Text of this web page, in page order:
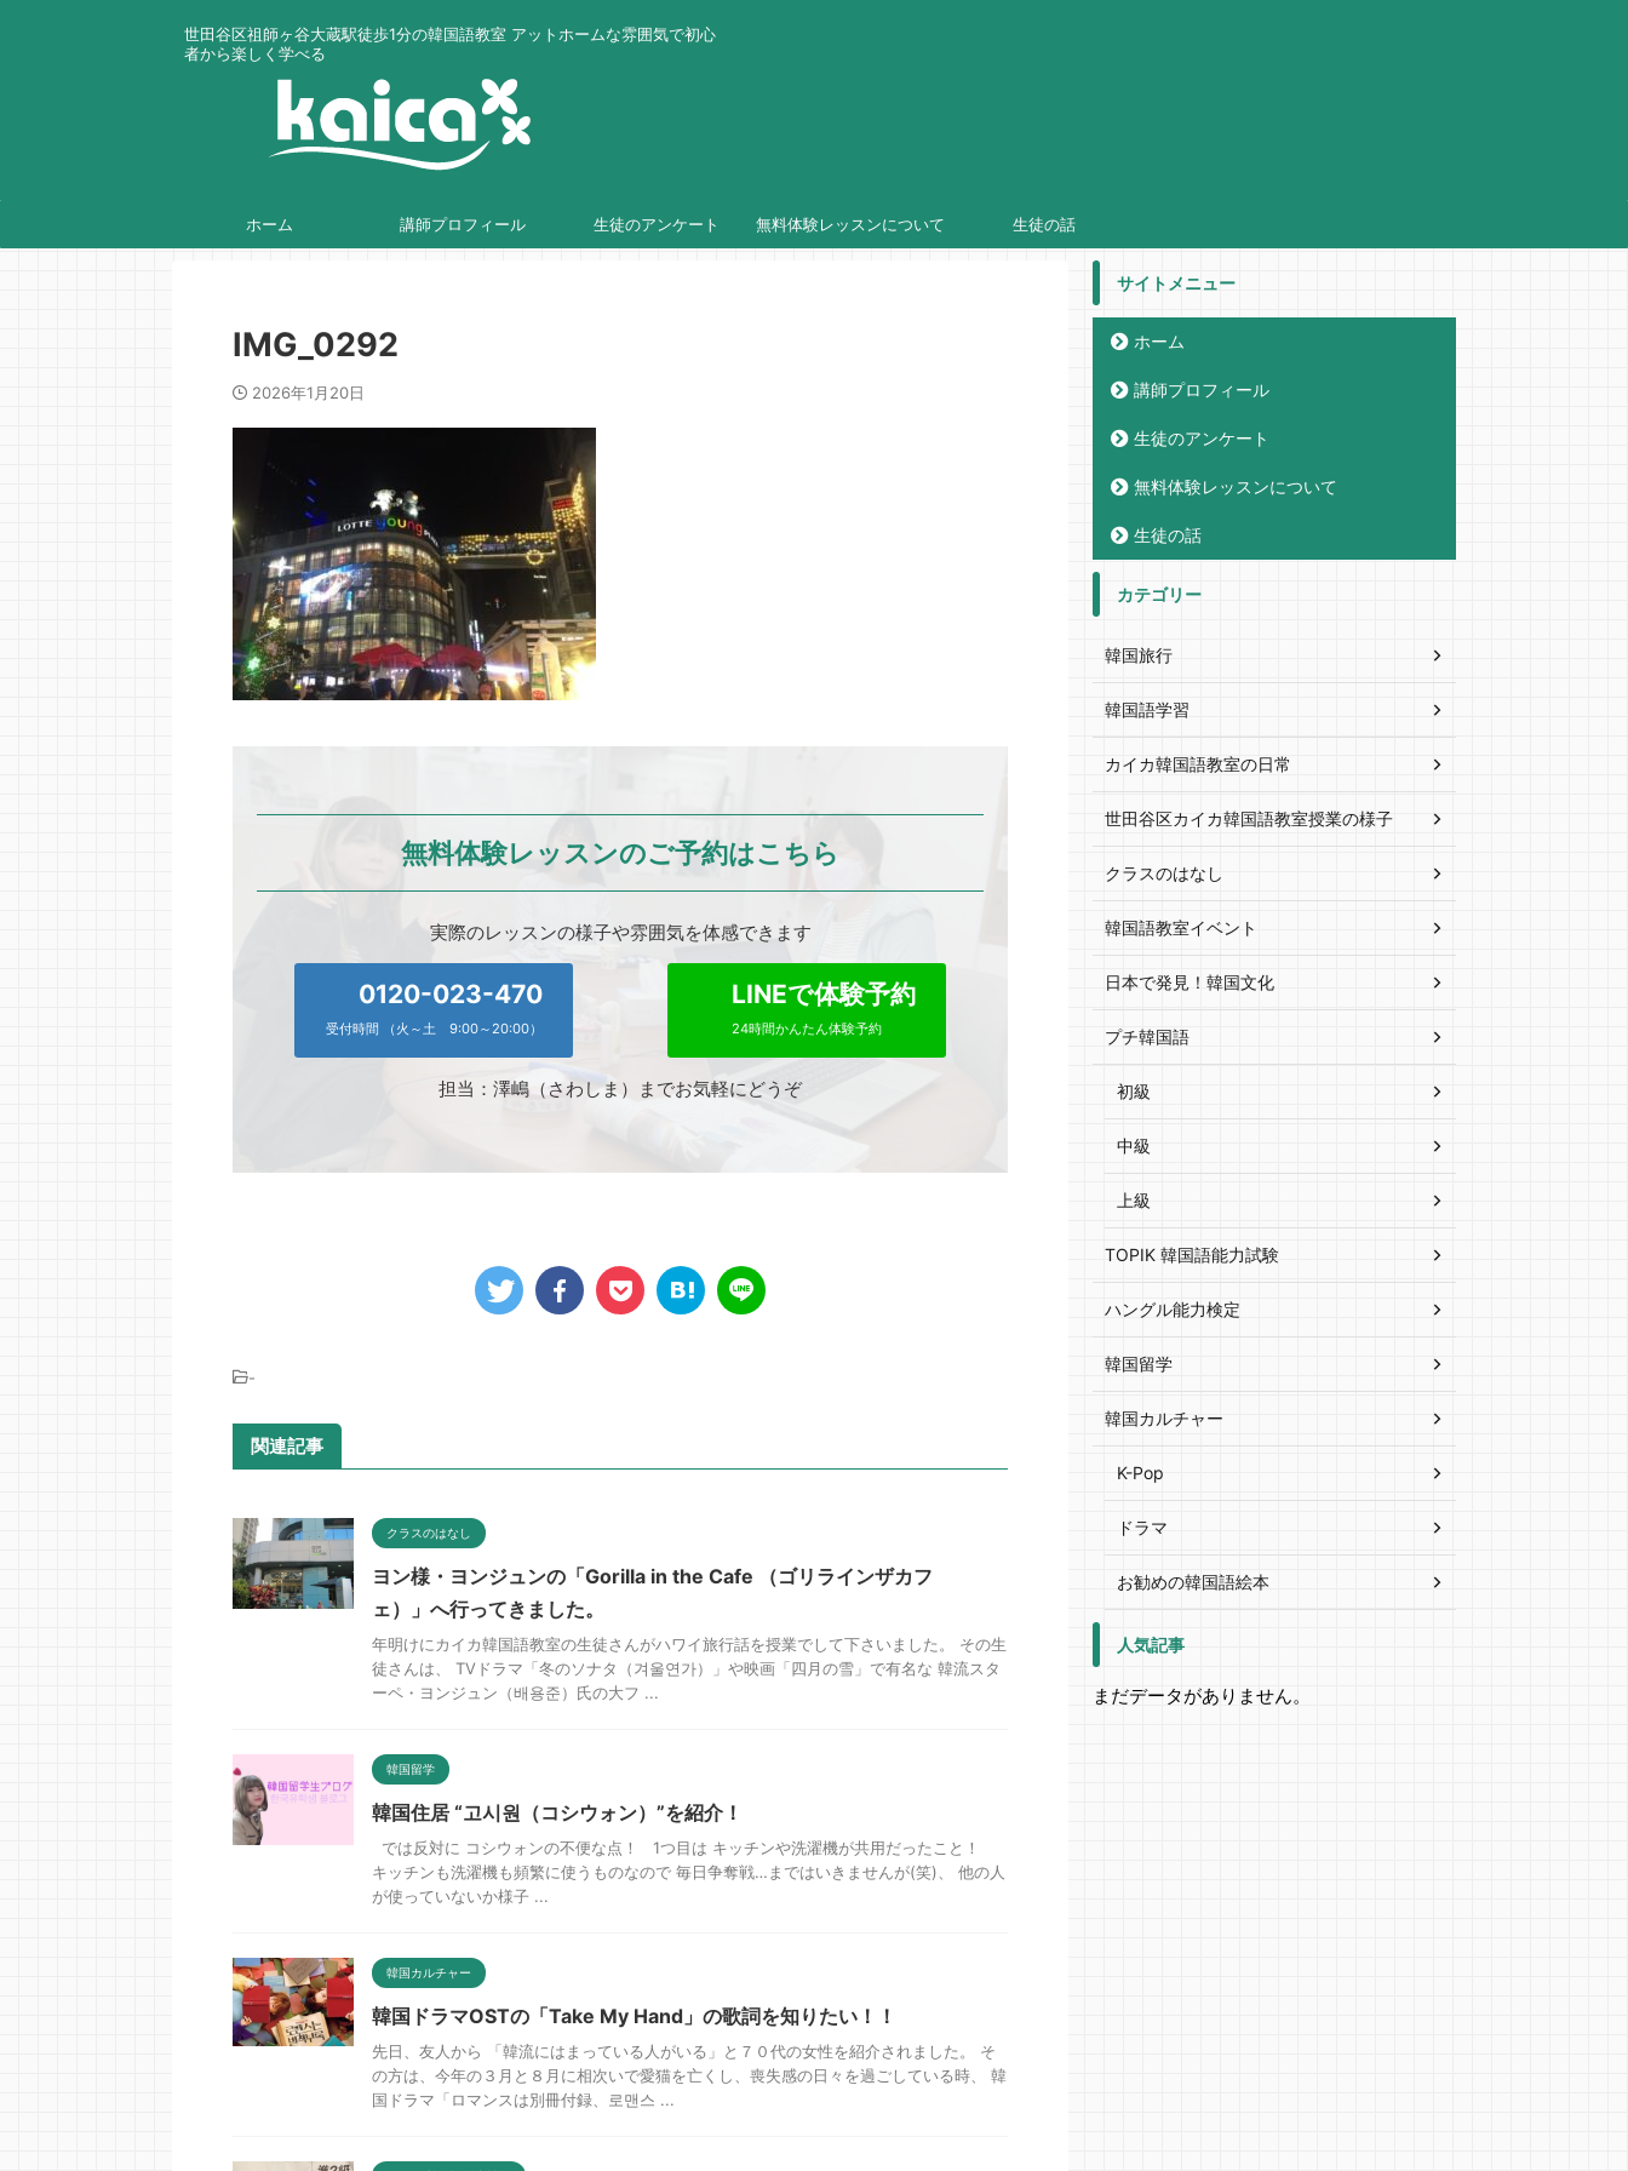
世田谷区祖師ヶ谷大蔵駅徒歩1分の韓国語教室 アットホームな雰囲気で初心
者から楽しく学べる
ホーム 講師プロフィール 生徒のアンケート 無料体験レッスンについて 生徒の話
IMG_0292
2026年1月20日
無料体験レッスンのご予約はこちら
実際のレッスンの様子や雰囲気を体感できます
0120-023-470
受付時間 （火～土 9:00～20:00）
LINEで体験予約
24時間かんたん体験予約
担当：澤嶋（さわしま）までお気軽にどうぞ
-
関連記事
クラスのはなし
ヨン様・ヨンジュンの「Gorilla in the Cafe （ゴリラインザカフ
ェ）」へ行ってきました。
年明けにカイカ韓国語教室の生徒さんがハワイ旅行話を授業でして下さいました。 その生
徒さんは、 TVドラマ「冬のソナタ（겨울연가）」や映画「四月の雪」で有名な 韓流スタ
ーペ・ヨンジュン（배용준）氏の大フ ...
韓国留学
韓国住居 “고시원（コシウォン）”を紹介！
では反対に コシウォンの不便な点！ 1つ目は キッチンや洗濯機が共用だったこと！
キッチンも洗濯機も頻繁に使うものなので 毎日争奪戦…まではいきませんが(笑)、 他の人
が使っていないか様子 ...
韓国カルチャー
韓国ドラマOSTの「Take My Hand」の歌詞を知りたい！！
先日、友人から 「韓流にはまっている人がいる」と７０代の女性を紹介されました。 そ
の方は、今年の３月と８月に相次いで愛猫を亡くし、喪失感の日々を過ごしている時、 韓
国ドラマ「ロマンスは別冊付録、로맨스 ...
サイトメニュー
ホーム
講師プロフィール
生徒のアンケート
無料体験レッスンについて
生徒の話
カテゴリー
韓国旅行
韓国語学習
カイカ韓国語教室の日常
世田谷区カイカ韓国語教室授業の様子
クラスのはなし
韓国語教室イベント
日本で発見！韓国文化
プチ韓国語
初級
中級
上級
TOPIK 韓国語能力試験
ハングル能力検定
韓国留学
韓国カルチャー
K-Pop
ドラマ
お勧めの韓国語絵本
人気記事
まだデータがありません。